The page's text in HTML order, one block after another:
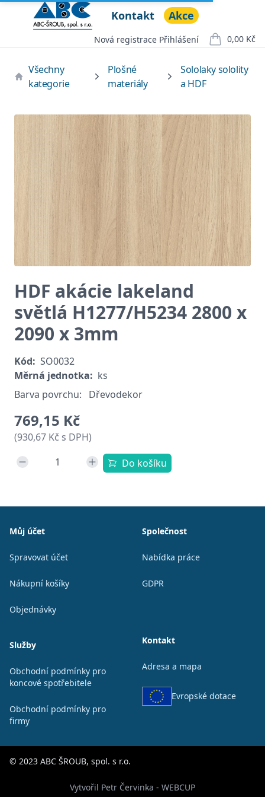
Open menu
ABC ŠROUB, spol. s r.o.Kontakt Akce
Nová registrace Přihlášení 0,00 Kč
položek v
Všechny
kategorie
Plošné
materiály
Sololaky sololity
a HDF
HDF akácie lakeland
světlá H1277/H5234 2800 x
2090 x 3mm
Kód: SO0032
Měrná jednotka: ks
Barva povrchu:
Dřevodekor
769,15 Kč
(930,67 Kč s DPH)
Do košíku
Můj účet
Spravovat účet
Nákupní košíky
Objednávky
Služby
Obchodní podmínky pro
koncové spotřebitele
Obchodní podmínky pro
firmy
Společnost
Nabídka práce
GDPR
Kontakt
Adresa a mapa
Evropské dotace
© 2023 ABC ŠROUB, spol. s r.o.
Vytvořil Petr Červinka - WEBCUP